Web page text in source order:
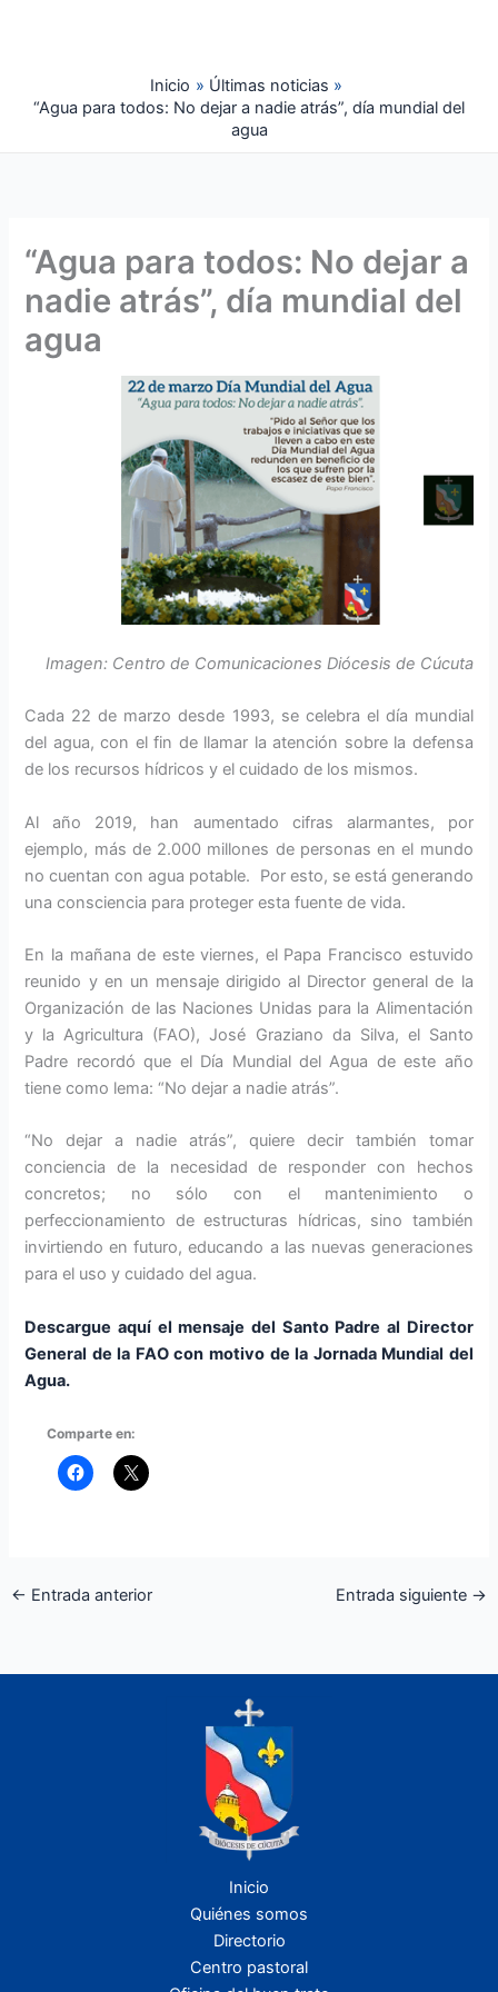
Inicio
Últimas noticias
“Agua para todos: No dejar a nadie atrás”, día mundial del
agua
“Agua para todos: No dejar a
nadie atrás”, día mundial del
agua
Imagen: Centro de Comunicaciones Diócesis de Cúcuta
Cada 22 de marzo desde 1993, se celebra el día mundial
del agua, con el fin de llamar la atención sobre la defensa
de los recursos hídricos y el cuidado de los mismos.
Al año 2019, han aumentado cifras alarmantes, por
ejemplo, más de 2.000 millones de personas en el mundo
no cuentan con agua potable. Por esto, se está generando
una consciencia para proteger esta fuente de vida.
En la mañana de este viernes, el Papa Francisco estuvido
reunido y en un mensaje dirigido al Director general de la
Organización de las Naciones Unidas para la Alimentación
y la Agricultura (FAO), José Graziano da Silva, el Santo
Padre recordó que el Día Mundial del Agua de este año
tiene como lema: “No dejar a nadie atrás”.
“No dejar a nadie atrás”, quiere decir también tomar
conciencia de la necesidad de responder con hechos
concretos; no sólo con el mantenimiento o
perfeccionamiento de estructuras hídricas, sino también
invirtiendo en futuro, educando a las nuevas generaciones
para el uso y cuidado del agua.
Descargue aquí el mensaje del Santo Padre al Director
General de la FAO con motivo de la Jornada Mundial del
Agua.
Comparte en:
← Entrada anterior Entrada siguiente →
Inicio
Quiénes somos
Directorio
Centro pastoral